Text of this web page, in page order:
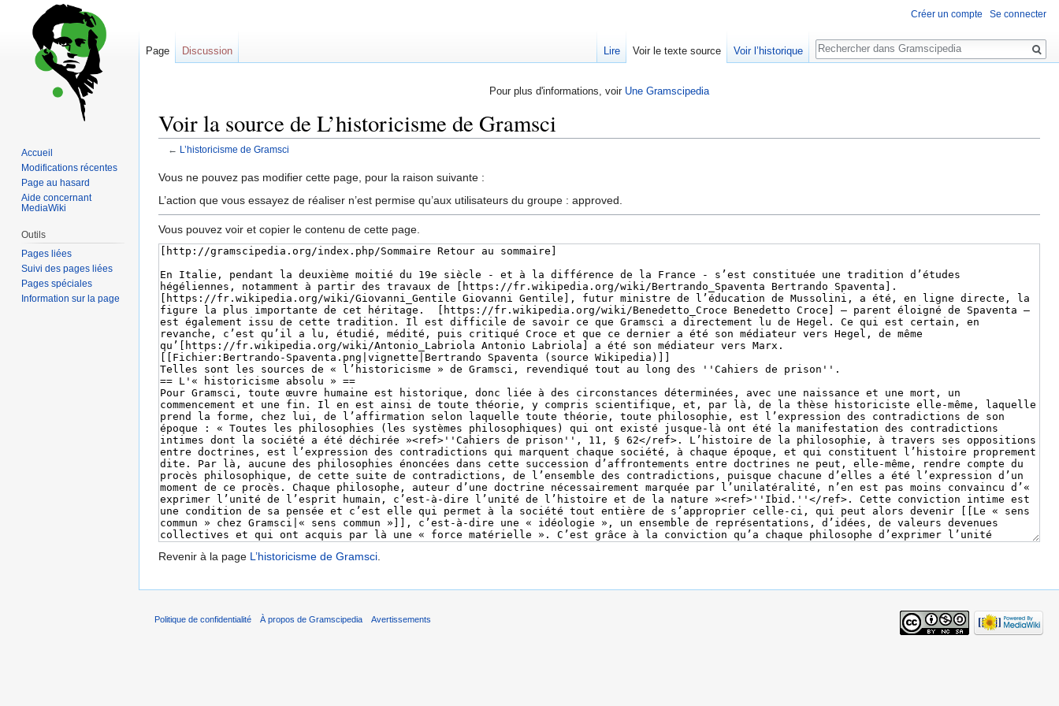
Pour plus d'informations, voir Une Gramscipedia
Voir la source de L’historicisme de Gramsci
← L’historicisme de Gramsci
Sauter
à
navigation
Sauter
à
recherche
Vous ne pouvez pas modifier cette page, pour la raison suivante :
L’action que vous essayez de réaliser n’est permise qu’aux utilisateurs du groupe : approved.
Vous pouvez voir et copier le contenu de cette page.
Revenir à la page L’historicisme de Gramsci.
Créer un compte Se connecter
Page Discussion Lire Voir le texte source Voir l’historique
Rechercher
Accueil
Modifications récentes
Page au hasard
Aide concernant
MediaWiki
Outils
Pages liées
Suivi des pages liées
Pages spéciales
Information sur la page
Politique de confidentialité À propos de Gramscipedia Avertissements